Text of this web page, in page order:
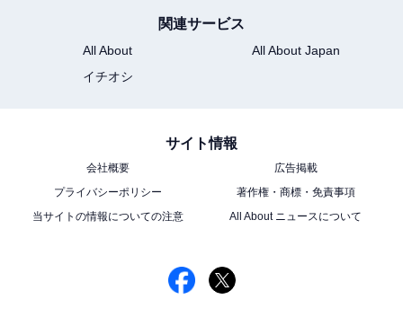
関連サービス
All About
All About Japan
イチオシ
サイト情報
会社概要
広告掲載
プライバシーポリシー
著作権・商標・免責事項
当サイトの情報についての注意
All About ニュースについて